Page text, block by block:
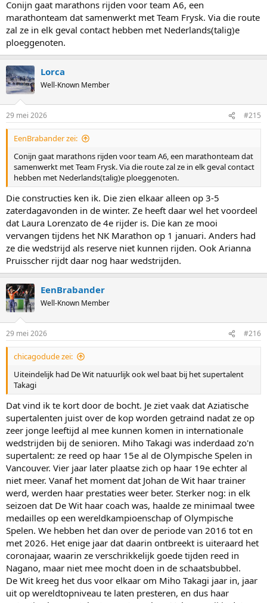
Conijn gaat marathons rijden voor team A6, een
marathonteam dat samenwerkt met Team Frysk. Via die route
zal ze in elk geval contact hebben met Nederlands(talig)e
ploeggenoten.
Lorca
Well-Known Member
29 mei 2026 #215
EenBrabander zei:
Conijn gaat marathons rijden voor team A6, een marathonteam dat
samenwerkt met Team Frysk. Via die route zal ze in elk geval contact
hebben met Nederlands(talig)e ploeggenoten.
Die constructies ken ik. Die zien elkaar alleen op 3-5
zaterdagavonden in de winter. Ze heeft daar wel het voordeel
dat Laura Lorenzato de 4e rijder is. Die kan ze mooi
vervangen tijdens het NK Marathon op 1 januari. Anders had
ze die wedstrijd als reserve niet kunnen rijden. Ook Arianna
Pruisscher rijdt daar nog haar wedstrijden.
EenBrabander
Well-Known Member
29 mei 2026 #216
chicagodude zei:
Uiteindelijk had De Wit natuurlijk ook wel baat bij het supertalent
Takagi
Dat vind ik te kort door de bocht. Je ziet vaak dat Aziatische
supertalenten juist over de kop worden getraind nadat ze op
zeer jonge leeftijd al mee kunnen komen in internationale
wedstrijden bij de senioren. Miho Takagi was inderdaad zo'n
supertalent: ze reed op haar 15e al de Olympische Spelen in
Vancouver. Vier jaar later plaatse zich op haar 19e echter al
niet meer. Vanaf het moment dat Johan de Wit haar trainer
werd, werden haar prestaties weer beter. Sterker nog: in elk
seizoen dat De Wit haar coach was, haalde ze minimaal twee
medailles op een wereldkampioenschap of Olympische
Spelen. We hebben het dan over de periode van 2016 tot en
met 2026. Het enige jaar dat daarin ontbreekt is uiteraard het
coronajaar, waarin ze verschrikkelijk goede tijden reed in
Nagano, maar niet mee mocht doen in de schaatsbubbel.
De Wit kreeg het dus voor elkaar om Miho Takagi jaar in, jaar
uit op wereldtopniveau te laten presteren, en dus haar